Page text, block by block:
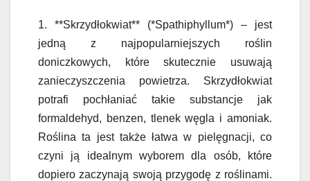
1. **Skrzydłokwiat** (*Spathiphyllum*) – jest
jedną z najpopularniejszych roślin
doniczkowych, które skutecznie usuwają
zanieczyszczenia powietrza. Skrzydłokwiat
potrafi pochłaniać takie substancje jak
formaldehyd, benzen, tlenek węgla i amoniak.
Roślina ta jest także łatwa w pielęgnacji, co
czyni ją idealnym wyborem dla osób, które
dopiero zaczynają swoją przygodę z roślinami.